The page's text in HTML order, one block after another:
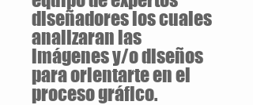
diseñadores los cuales
analizaran las
imágenes y/o diseños
para orientarte en el
proceso gráfico.